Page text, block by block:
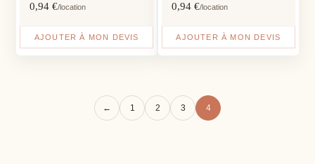
0,94€/location
AJOUTER À MON DEVIS
0,94 €/location
AJOUTER À MON DEVIS
← 1 2 3 4